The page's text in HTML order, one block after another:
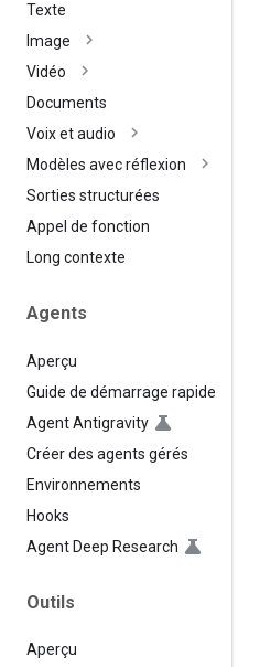
Texte
Image
Vidéo
Documents
Voix et audio
Modèles avec réflexion
Sorties structurées
Appel de fonction
Long contexte
Agents
Aperçu
Guide de démarrage rapide
Agent Antigravity
Créer des agents gérés
Environnements
Hooks
Agent Deep Research
Outils
Aperçu